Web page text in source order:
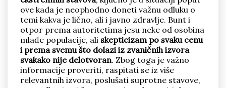
ove kada je neophodno doneti važnu odluku o
temi kakva je lično, ali i javno zdravlje. Bunt i
otpor prema autoritetima jesu neke od osobina
mlađe populacije, ali skepticizam po svaku cenu
i prema svemu što dolazi iz zvaničnih izvora
svakako nije delotvoran. Zbog toga je važno
informacije proveriti, raspitati se iz više
relevantnih izvora, poslušati suprotne stavove,